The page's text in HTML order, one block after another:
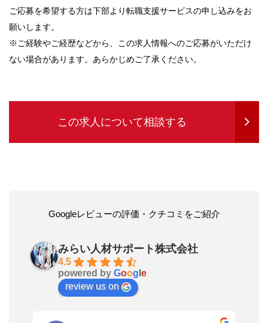
ご応募を希望する方は下部より転職支援サービスの申し込みをお
願いします。
※ご経験やご経歴などから、この求人情報へのご応募がいただけ
ない場合があります。あらかじめご了承ください。
この求人について相談する
Googleレビューの評価・クチコミをご紹介
みらい人材サポート株式会社
4.5
powered by Goog e
review us on